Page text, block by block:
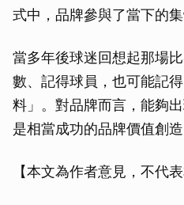
式中，品牌參與了當下的集
當多年後球迷回想起那場
數、記得球員，也可能記
料」。對品牌而言，能夠
是相當成功的品牌價值創造
【本文為作者意見，不代